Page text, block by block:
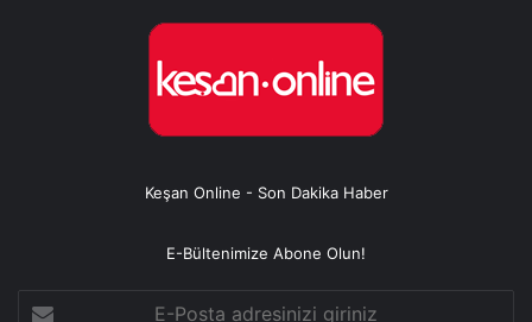
Keşan Online - Son Dakika Haber
E-Bültenimize Abone Olun!